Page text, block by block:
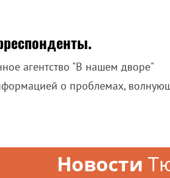
агентство "В нашем дворе"
о проблемах,
Новости